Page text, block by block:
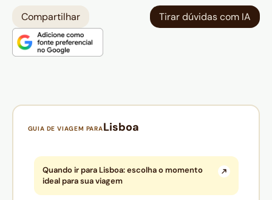
Compartilhar Tirar dúvidas com IA
GUIA DE VIAGEM PARALisboa
Quando ir para Lisboa: escolha o momento
ideal para sua viagem